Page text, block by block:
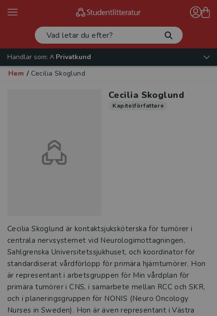
Handlar som:
Privatkund
Hem / Cecilia Skoglund
Cecilia Skoglund
Kapitelförfattare
Cecilia Skoglund är kontaktsjuksköterska för tumörer i
centrala nervsystemet vid Neurologimottagningen,
Sahlgrenska Universitetssjukhuset, och koordinator för
standardiserat vårdförlopp för primära hjärntumörer. Hon
är representant i arbetsgruppen för Min vårdplan för
primära tumörer i CNS, i samarbete mellan RCC och SKR,
och i planeringsgruppen för NONIS (Neuro Oncology
Nurses in Sweden). Hon är även representant i Västra